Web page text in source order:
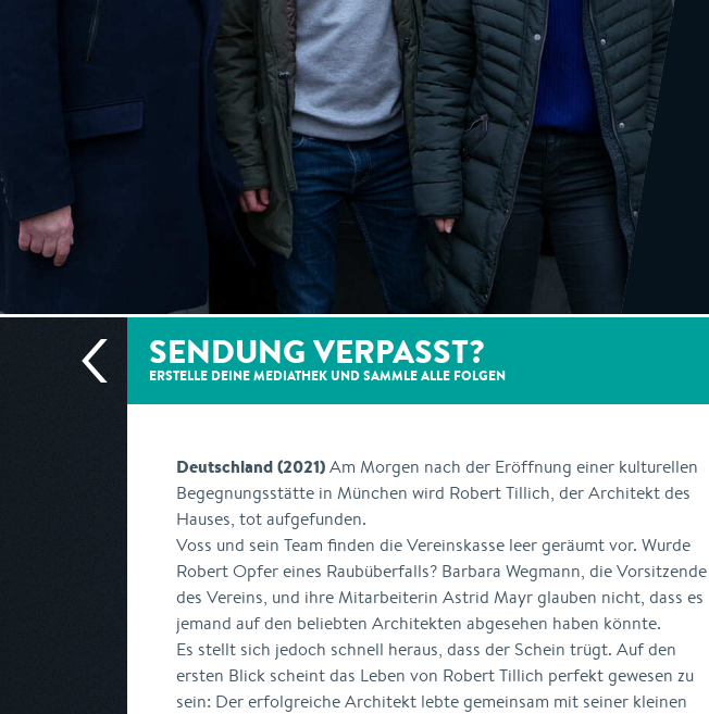
SENDUNG VERPASST?
ERSTELLE DEINE MEDIATHEK UND SAMMLE ALLE FOLGEN
Deutschland (2021)Am Morgen nach der Eröffnung einer kulturellen
Begegnungsstätte in München wird Robert Tillich, der Architekt des
Hauses, tot aufgefunden.
Voss und sein Team finden die Vereinskasse leer geräumt vor. Wurde
Robert Opfer eines Raubüberfalls? Barbara Wegmann, die Vorsitzende
des Vereins, und ihre Mitarbeiterin Astrid Mayr glauben nicht, dass es
jemand auf den beliebten Architekten abgesehen haben könnte.
Es stellt sich jedoch schnell heraus, dass der Schein trügt. Auf den
ersten Blick scheint das Leben von Robert Tillich perfekt gewesen zu
sein: Der erfolgreiche Architekt lebte gemeinsam mit seiner kleinen